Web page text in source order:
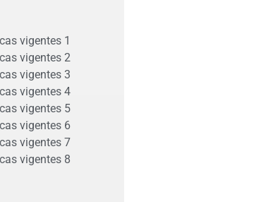
vigentes 1
vigentes 2
vigentes 3
vigentes 4
vigentes 5
vigentes 6
vigentes 7
vigentes 8